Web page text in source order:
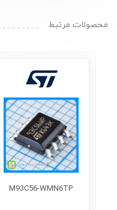
محصولات مرتبط
M93C56-WMN6TP